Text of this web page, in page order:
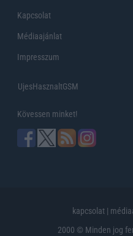
Kapcsolat
Médiaajánlat
Impresszum
UjesHasznaltGSM
Kövessen minket!
kapcsolat |
2000 © Minden jog